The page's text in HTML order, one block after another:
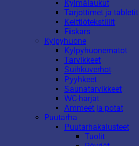
Kylmälaukut
Tarjottimet ja tabletit
Keittiötekstiilit
Fiskars
Kylpyhuone
Kylpyhuonematot
Tarvikkeet
Suihkuverhot
Pyyhkeet
Saunatarvikkeet
WC-harjat
Ammeet ja potat
Puutarha
Puutarhakalusteet
Tuolit